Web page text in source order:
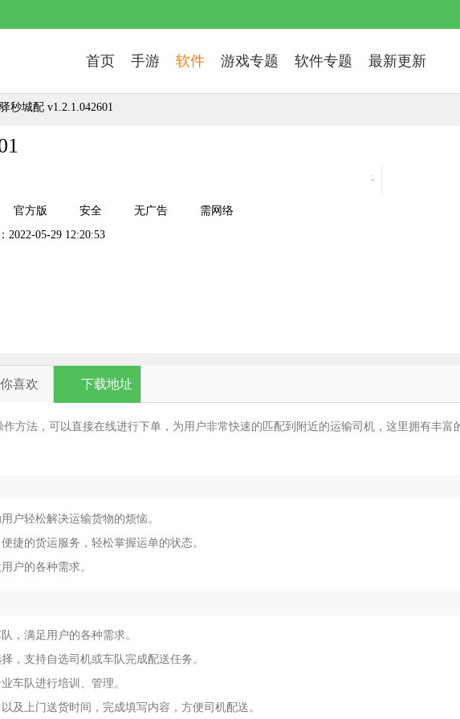
首页 手游 软件 游戏专题 软件专题 最新更新
秒城配 v1.2.1.042601
有货运需求的小伙
官方版 安全 无广告
需网络
2022-05-29 12:20:53
喜欢 下载地址
方法，可以直接在线进行下单，为用户非常快速的匹配到附近的运输司机，这里拥有丰富
户轻松解决运输货物的烦恼。
捷的货运服务，轻松掌握运单的状态。
户的各种需求。
，满足用户的各种需求。
，支持自选司机或车队完成配送任务。
车队进行培训、管理。
及上门送货时间，完成填写内容，方便司机配送。